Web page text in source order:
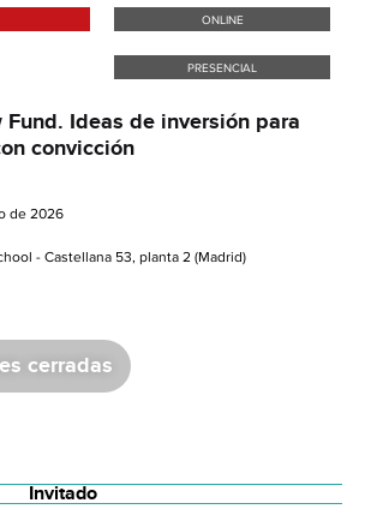
ONLINE
PRESENCIAL
Ideas de inversión para
convicción
de 2026
- Castellana 53, planta 2 (Madrid)
cerradas
Invitado